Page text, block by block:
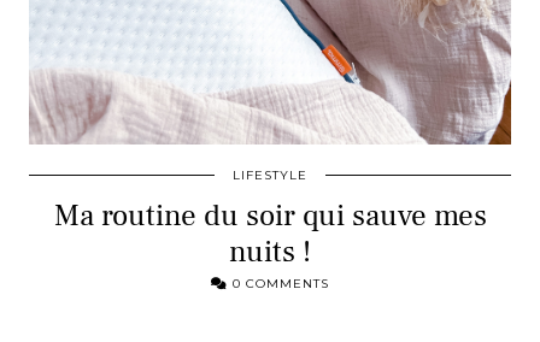
LIFESTYLE
Ma routine du soir qui sauve mes
nuits !
0 COMMENTS